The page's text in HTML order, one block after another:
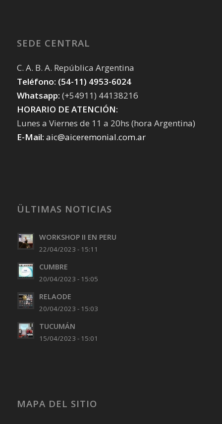
SEDE CENTRAL
C. A. B. A. República Argentina
Teléfono: (54-11) 4953-6024
Whatsapp: (+54911) 44138216
HORARIO DE ATENCIÓN:
Lunes a Viernes de 11 a 20hs (hora Argentina)
E-Mail: aic@aiceremonial.com.ar
ÜLTIMAS NOTICIAS
WORKSHOP II EN PERU
22/04/2023 - 15:11
CUMBRE
20/04/2023 - 15:05
RELAODE
20/04/2023 - 15:03
TUCUMÁN
15/04/2023 - 15:01
MAPA DEL SITIO